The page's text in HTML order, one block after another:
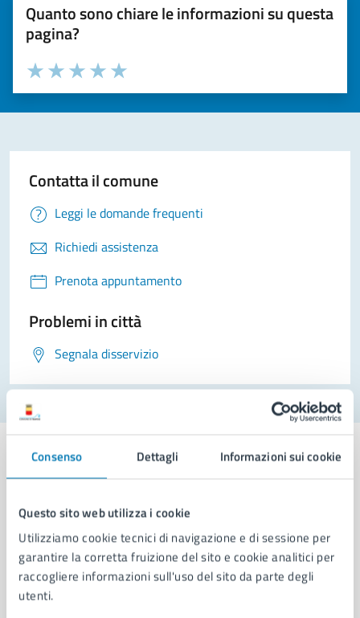
Consenso Dettagli Informazioni sui cookie
Questo sito web utilizza i cookie
Utilizziamo cookie tecnici di navigazione e di sessione per
garantire la corretta fruizione del sito e cookie analitici per
raccogliere informazioni sull'uso del sito da parte degli
utenti.
Quanto sono chiare le informazioni su questa
pagina?
Valuta la chiarezza delle informazioni (da 1 a 5 stelle)
Seleziona il numero di stelle per valutare la chiarezza delle
Valuta 5 stelle su 5
Valuta 4 stelle su 5
Valuta 3 stelle su 5
Valuta 2 stelle su 5
Valuta 1 stelle su 5
Contatta il comune
Leggi le domande frequenti
Richiedi assistenza
Prenota appuntamento
Problemi in città
Segnala disservizio
Comune di Napoli
AMMINISTRAZIONE
Aree amministrative
Organi di governo